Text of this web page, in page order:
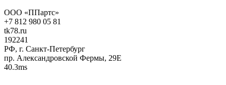
ООО «ППартс»
+7 812 980 05 81
tk78.ru
192241
РФ, г. Санкт-Петербург
пр. Александровской Фермы, 29Е
40.3ms